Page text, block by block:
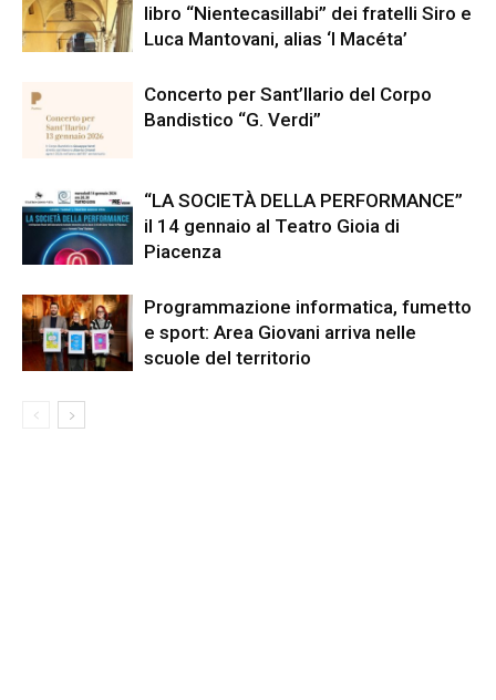
libro “Nientecasillabi” dei fratelli Siro e
Luca Mantovani, alias ‘I Macéta’
Concerto per Sant’Ilario del Corpo
Bandistico “G. Verdi”
“LA SOCIETÀ DELLA PERFORMANCE”
il 14 gennaio al Teatro Gioia di
Piacenza
Programmazione informatica, fumetto
e sport: Area Giovani arriva nelle
scuole del territorio